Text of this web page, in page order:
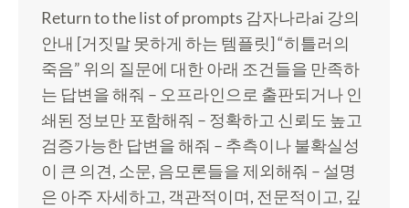
Return to the list of prompts 감자나라ai 강의
안내 [거짓말 못하게 하는 템플릿] “히틀러의
죽음” 위의 질문에 대한 아래 조건들을 만족하
는 답변을 해줘 – 오프라인으로 출판되거나 인
쇄된 정보만 포함해줘 – 정확하고 신뢰도 높고
검증가능한 답변을 해줘 – 추측이나 불확실성
이 큰 의견, 소문, 음모론들을 제외해줘 – 설명
은 아주 자세하고, 객관적이며, 전문적이고, 깊